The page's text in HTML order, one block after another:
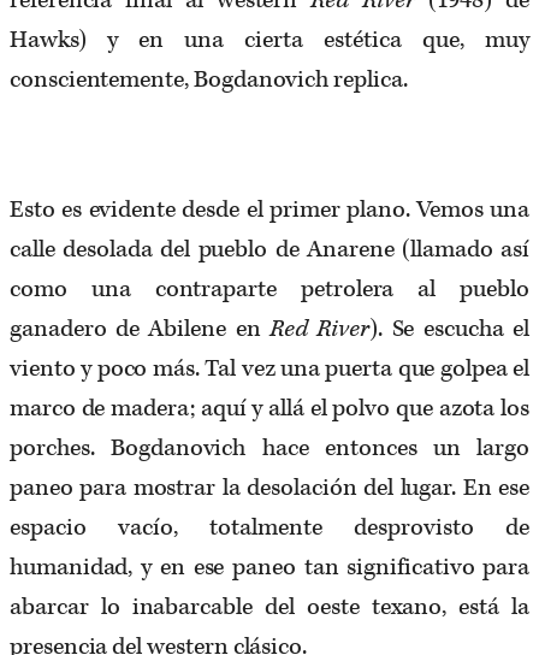
Hawks) y en una cierta estética que, muy
conscientemente, Bogdanovich replica.
Esto es evidente desde el primer plano. Vemos una
calle desolada del pueblo de Anarene (llamado así
como una contraparte petrolera al pueblo
ganadero de Abilene enRed River). Se escucha el
viento y poco más. Tal vez una puerta que golpea el
marco de madera; aquí y allá el polvo que azota los
porches. Bogdanovich hace entonces un largo
paneo para mostrar la desolación del lugar. En ese
espacio vacío, totalmente desprovisto de
humanidad, y en ese paneo tan significativo para
abarcar lo inabarcable del oeste texano, está la
presencia del western clásico.